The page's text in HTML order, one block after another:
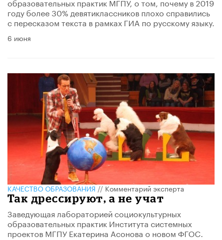
году более 30% девятиклассников плохо справились
с пересказом текста в рамках ГИА по русскому языку.
6 июня
КАЧЕСТВО ОБРАЗОВАНИЯ//Комментарий эксперта
Так дрессируют, а не учат
Заведующая лабораторией социокультурных
образовательных практик Института системных
проектов МГПУ Екатерина Асонова о новом ФГОС.